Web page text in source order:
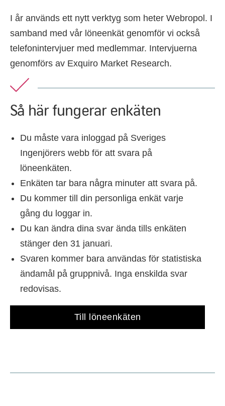
I år används ett nytt verktyg som heter Webropol. I
samband med vår löneenkät genomför vi också
telefonintervjuer med medlemmar. Intervjuerna
genomförs av Exquiro Market Research.
Så här fungerar enkäten
Du måste vara inloggad på Sveriges
Ingenjörers webb för att svara på
löneenkäten.
Enkäten tar bara några minuter att svara på.
Du kommer till din personliga enkät varje
gång du loggar in.
Du kan ändra dina svar ända tills enkäten
stänger den 31 januari.
Svaren kommer bara användas för statistiska
ändamål på gruppnivå. Inga enskilda svar
redovisas.
Till löneenkäten